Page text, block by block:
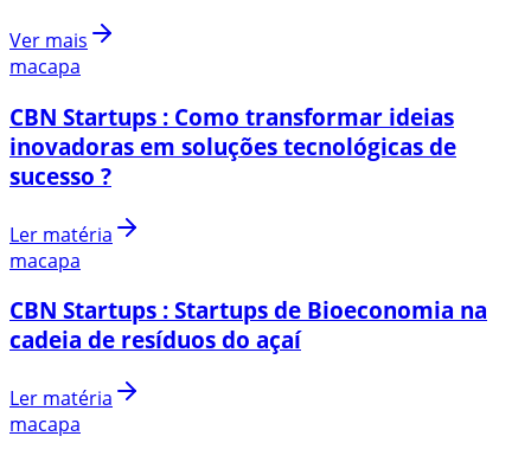
Ver mais
macapa
CBN Startups : Como transformar ideias
inovadoras em soluções tecnológicas de
sucesso ?
Ler matéria
macapa
CBN Startups : Startups de Bioeconomia na
cadeia de resíduos do açaí
Ler matéria
macapa